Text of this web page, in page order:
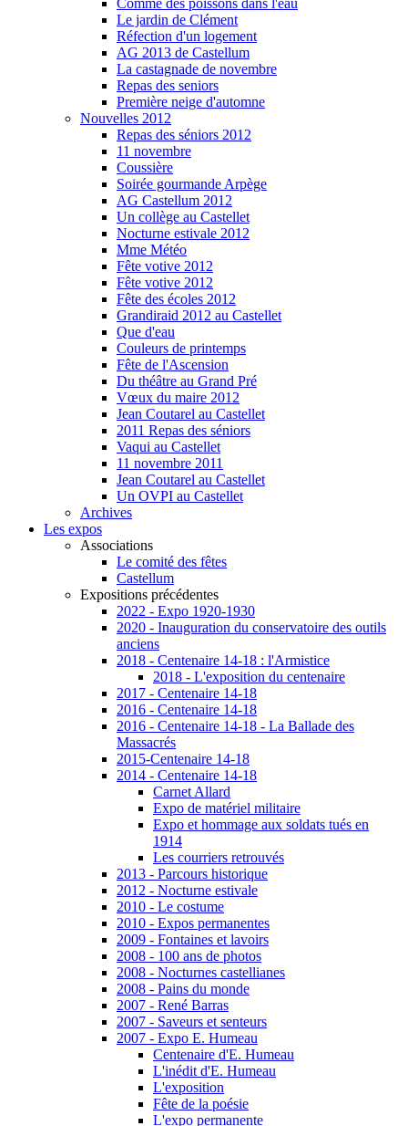
Comme des poissons dans l'eau
Le jardin de Clément
Réfection d'un logement
AG 2013 de Castellum
La castagnade de novembre
Repas des seniors
Première neige d'automne
Nouvelles 2012
Repas des séniors 2012
11 novembre
Coussière
Soirée gourmande Arpège
AG Castellum 2012
Un collège au Castellet
Nocturne estivale 2012
Mme Météo
Fête votive 2012
Fête votive 2012
Fête des écoles 2012
Grandiraid 2012 au Castellet
Que d'eau
Couleurs de printemps
Fête de l'Ascension
Du théâtre au Grand Pré
Vœux du maire 2012
Jean Coutarel au Castellet
2011 Repas des séniors
Vaqui au Castellet
11 novembre 2011
Jean Coutarel au Castellet
Un OVPI au Castellet
Archives
Les expos
Associations
Le comité des fêtes
Castellum
Expositions précédentes
2022 - Expo 1920-1930
2020 - Inauguration du conservatoire des outils
anciens
2018 - Centenaire 14-18 : l'Armistice
2018 - L'exposition du centenaire
2017 - Centenaire 14-18
2016 - Centenaire 14-18
2016 - Centenaire 14-18 - La Ballade des
Massacrés
2015-Centenaire 14-18
2014 - Centenaire 14-18
Carnet Allard
Expo de matériel militaire
Expo et hommage aux soldats tués en
1914
Les courriers retrouvés
2013 - Parcours historique
2012 - Nocturne estivale
2010 - Le costume
2010 - Expos permanentes
2009 - Fontaines et lavoirs
2008 - 100 ans de photos
2008 - Nocturnes castellianes
2008 - Pains du monde
2007 - René Barras
2007 - Saveurs et senteurs
2007 - Expo E. Humeau
Centenaire d'E. Humeau
L'inédit d'E. Humeau
L'exposition
Fête de la poésie
L'expo permanente